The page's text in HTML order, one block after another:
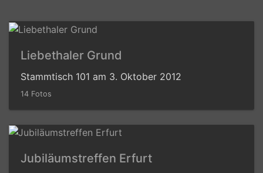
Liebethaler Grund
Stammtisch 101 am 3. Oktober 2012
14 Fotos
Jubiläumstreffen Erfurt